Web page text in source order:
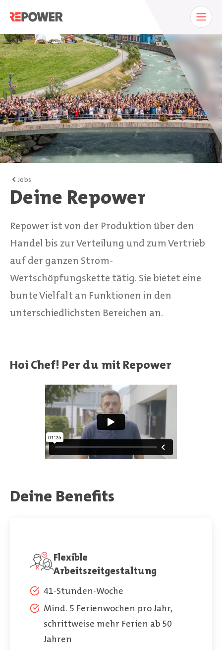
Jobs
Deine Repower
Repower ist von der Produktion über den
Handel bis zur Verteilung und zum Vertrieb
auf der ganzen Strom-
Wertschöpfungskette tätig. Sie bietet eine
bunte Vielfalt an Funktionen in den
unterschiedlichsten Bereichen an.
Hoi Chef! Per du mit Repower
Deine Benefits
Flexible
Arbeitszeitgestaltung
41-Stunden-Woche
Mind. 5 Ferienwochen pro Jahr,
schrittweise mehr Ferien ab 50
Jahren